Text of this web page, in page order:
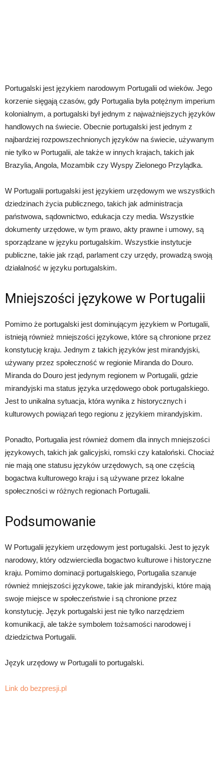
Portugalski jest językiem narodowym Portugalii od wieków. Jego
korzenie sięgają czasów, gdy Portugalia była potężnym imperium
kolonialnym, a portugalski był jednym z najważniejszych języków
handlowych na świecie. Obecnie portugalski jest jednym z
najbardziej rozpowszechnionych języków na świecie, używanym
nie tylko w Portugalii, ale także w innych krajach, takich jak
Brazylia, Angola, Mozambik czy Wyspy Zielonego Przylądka.
W Portugalii portugalski jest językiem urzędowym we wszystkich
dziedzinach życia publicznego, takich jak administracja
państwowa, sądownictwo, edukacja czy media. Wszystkie
dokumenty urzędowe, w tym prawo, akty prawne i umowy, są
sporządzane w języku portugalskim. Wszystkie instytucje
publiczne, takie jak rząd, parlament czy urzędy, prowadzą swoją
działalność w języku portugalskim.
Mniejszości językowe w Portugalii
Pomimo że portugalski jest dominującym językiem w Portugalii,
istnieją również mniejszości językowe, które są chronione przez
konstytucję kraju. Jednym z takich języków jest mirandyjski,
używany przez społeczność w regionie Miranda do Douro.
Miranda do Douro jest jedynym regionem w Portugalii, gdzie
mirandyjski ma status języka urzędowego obok portugalskiego.
Jest to unikalna sytuacja, która wynika z historycznych i
kulturowych powiązań tego regionu z językiem mirandyjskim.
Ponadto, Portugalia jest również domem dla innych mniejszości
językowych, takich jak galicyjski, romski czy kataloński. Chociaż
nie mają one statusu języków urzędowych, są one częścią
bogactwa kulturowego kraju i są używane przez lokalne
społeczności w różnych regionach Portugalii.
Podsumowanie
W Portugalii językiem urzędowym jest portugalski. Jest to język
narodowy, który odzwierciedla bogactwo kulturowe i historyczne
kraju. Pomimo dominacji portugalskiego, Portugalia szanuje
również mniejszości językowe, takie jak mirandyjski, które mają
swoje miejsce w społeczeństwie i są chronione przez
konstytucję. Język portugalski jest nie tylko narzędziem
komunikacji, ale także symbolem tożsamości narodowej i
dziedzictwa Portugalii.
Język urzędowy w Portugalii to portugalski.
Link do bezpresji.pl